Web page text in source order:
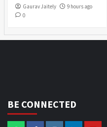
Gaurav Jaitely
9 hours ago
0
BE CONNECTED